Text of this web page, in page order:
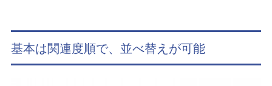
基本は関連度順で、並べ替えが可能